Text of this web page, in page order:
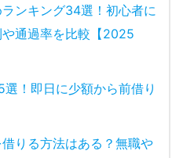
ンキング34選！初心者に
通過率を比較【2025
！即日に少額から前借り
りる方法はある？無職や